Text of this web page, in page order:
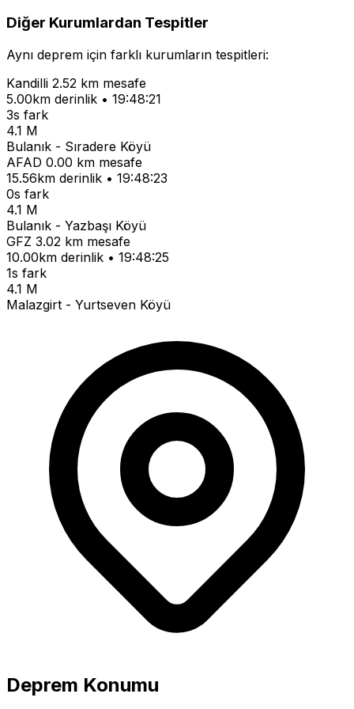
Diğer Kurumlardan Tespitler
Aynı deprem için farklı kurumların tespitleri:
Kandilli 2.52 km mesafe
5.00km derinlik • 19:48:21
3s fark
4.1 M
Bulanık - Sıradere Köyü
AFAD 0.00 km mesafe
15.56km derinlik • 19:48:23
0s fark
4.1 M
Bulanık - Yazbaşı Köyü
GFZ 3.02 km mesafe
10.00km derinlik • 19:48:25
1s fark
4.1 M
Malazgirt - Yurtseven Köyü
Deprem Konumu